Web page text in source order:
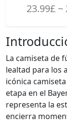
23.99£ ~
La camiseta de
lealtad para los
icónica
etapa en el
representa la
encierra